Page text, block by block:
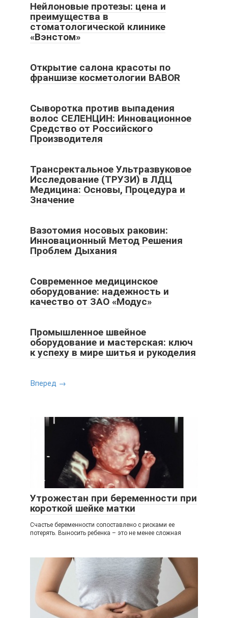
Нейлоновые протезы: цена и
преимущества в
стоматологической клинике
«Вэнстом»
Открытие салона красоты по
франшизе косметологии BABOR
Сыворотка против выпадения
волос СЕЛЕНЦИН: Инновационное
Средство от Российского
Производителя
Трансректальное Ультразвуковое
Исследование (ТРУЗИ) в ЛДЦ
Медицина: Основы, Процедура и
Значение
Вазотомия носовых раковин:
Инновационный Метод Решения
Проблем Дыхания
Современное медицинское
оборудование: надежность и
качество от ЗАО «Модус»
Промышленное швейное
оборудование и мастерская: ключ
к успеху в мире шитья и рукоделия
Вперед →
Утрожестан при беременности при
короткой шейке матки
Счастье беременности сопоставлено с рисками ее
потерять. Выносить ребенка – это не менее сложная